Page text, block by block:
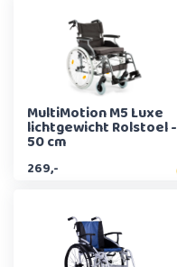
MultiMotion M5 Luxe
lichtgewicht Rolstoel -
50 cm
269,-